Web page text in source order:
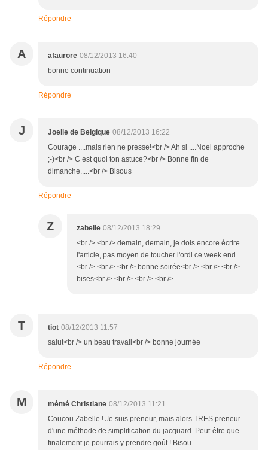
Répondre
A afaurore 08/12/2013 16:40
bonne continuation
Répondre
J Joelle de Belgique 08/12/2013 16:22
Courage ....mais rien ne presse!<br /> Ah si ....Noel approche
;-)<br /> C est quoi ton astuce?<br /> Bonne fin de
dimanche.....<br /> Bisous
Répondre
Z zabelle 08/12/2013 18:29
<br /> <br /> demain, demain, je dois encore écrire
l'article, pas moyen de toucher l'ordi ce week end....
<br /> <br /> <br /> bonne soirée<br /> <br /> <br />
bises<br /> <br /> <br /> <br />
T tiot 08/12/2013 11:57
salut<br /> un beau travail<br /> bonne journée
Répondre
M mémé Christiane 08/12/2013 11:21
Coucou Zabelle ! Je suis preneur, mais alors TRES preneur
d'une méthode de simplification du jacquard. Peut-être que
finalement je pourrais y prendre goût ! Bisou